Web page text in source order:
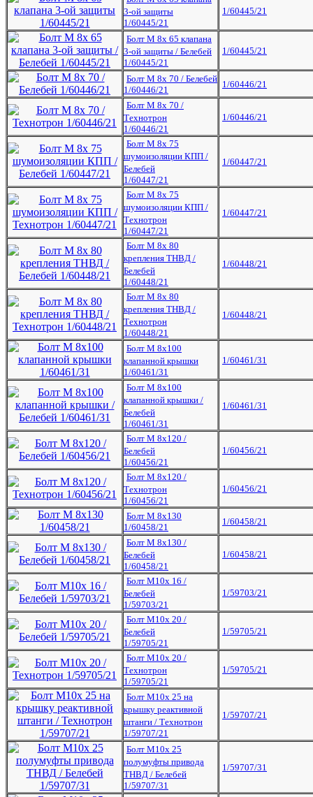
3-ой защиты
1/60445/21
1/60445/21
Болт М 8х 65 клапана
3-ой защиты / Белебей
1/60445/21
1/60445/21
Болт М 8х 70 / Белебей
1/60446/21
1/60446/21
Болт М 8х 70 /
Технотрон
1/60446/21
1/60446/21
Болт М 8х 75
шумоизоляции КПП /
Белебей
1/60447/21
1/60447/21
Болт М 8х 75
шумоизоляции КПП /
Технотрон
1/60447/21
1/60447/21
Болт М 8х 80
крепления ТНВД /
Белебей
1/60448/21
1/60448/21
Болт М 8х 80
крепления ТНВД /
Технотрон
1/60448/21
1/60448/21
Болт М 8х100
клапанной крышки
1/60461/31
1/60461/31
Болт М 8х100
клапанной крышки /
Белебей
1/60461/31
1/60461/31
Болт М 8х120 /
Белебей
1/60456/21
1/60456/21
Болт М 8х120 /
Технотрон
1/60456/21
1/60456/21
Болт М 8х130
1/60458/21
1/60458/21
Болт М 8х130 /
Белебей
1/60458/21
1/60458/21
Болт М10х 16 /
Белебей
1/59703/21
1/59703/21
Болт М10х 20 /
Белебей
1/59705/21
1/59705/21
Болт М10х 20 /
Технотрон
1/59705/21
1/59705/21
Болт М10х 25 на
крышку реактивной
штанги / Технотрон
1/59707/21
1/59707/21
Болт М10х 25
полумуфты привода
ТНВД / Белебей
1/59707/31
1/59707/31